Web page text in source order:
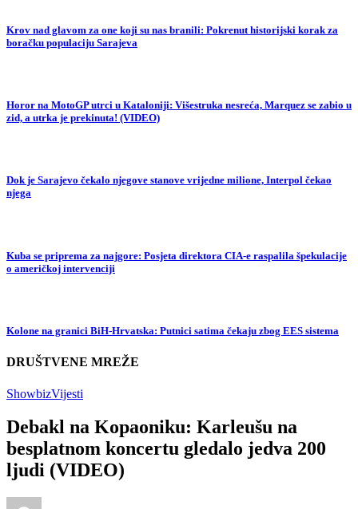
Krov nad glavom za one koji su nas branili: Pokrenut historijski korak za
boračku populaciju Sarajeva
Horor na MotoGP utrci u Kataloniji: Višestruka nesreća, Marquez se zabio u
zid, a utrka je prekinuta! (VIDEO)
Dok je Sarajevo čekalo njegove stanove vrijedne milione, Interpol čekao
njega
Kuba se priprema za najgore: Posjeta direktora CIA-e raspalila špekulacije
o američkoj intervenciji
Kolone na granici BiH-Hrvatska: Putnici satima čekaju zbog EES sistema
DRUŠTVENE MREŽE
ShowbizVijesti
Debakl na Kopaoniku: Karleušu na
besplatnom koncertu gledalo jedva 200
ljudi (VIDEO)